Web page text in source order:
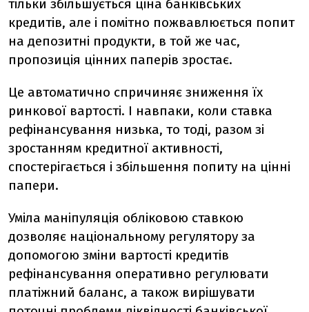
тільки збільшується ціна банківських
кредитів, але і помітно пожвавлюється попит
на депозитні продукти, в той же час,
пропозиція цінних паперів зростає.
Це автоматично спричиняє зниження їх
ринкової вартості. І навпаки, коли ставка
рефінансування низька, то тоді, разом зі
зростанням кредитної активності,
спостерігається і збільшення попиту на цінні
папери.
Уміла маніпуляція обліковою ставкою
дозволяє національному регулятору за
допомогою зміни вартості кредитів
рефінансування оперативно регулювати
платіжний баланс, а також вирішувати